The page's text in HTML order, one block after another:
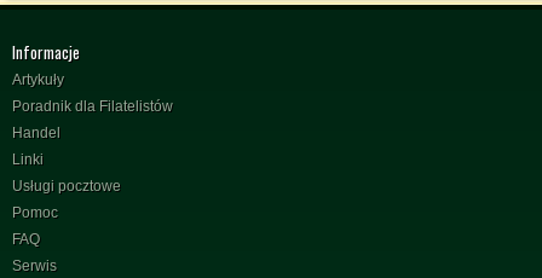
Informacje
Artykuły
Poradnik dla Filatelistów
Handel
Linki
Usługi pocztowe
Pomoc
FAQ
Serwis